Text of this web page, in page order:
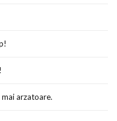
arzatoare.